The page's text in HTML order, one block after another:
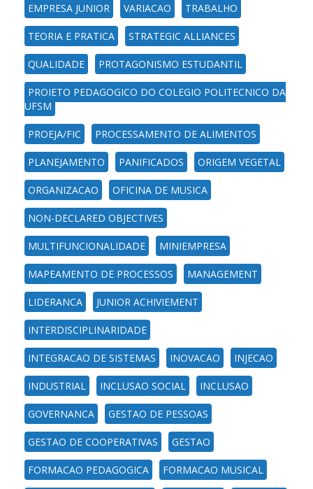
EMPRESA JUNIOR VARIACAO TRABALHO
TEORIA E PRATICA STRATEGIC ALLIANCES
QUALIDADE PROTAGONISMO ESTUDANTIL
PROJETO PEDAGOGICO DO COLEGIO POLITECNICO DA
UFSM
PROEJA/FIC PROCESSAMENTO DE ALIMENTOS
PLANEJAMENTO PANIFICADOS ORIGEM VEGETAL
ORGANIZACAO OFICINA DE MUSICA
NON-DECLARED OBJECTIVES
MULTIFUNCIONALIDADE MINIEMPRESA
MAPEAMENTO DE PROCESSOS MANAGEMENT
LIDERANCA JUNIOR ACHIVIEMENT
INTERDISCIPLINARIDADE
INTEGRACAO DE SISTEMAS INOVACAO INJECAO
INDUSTRIAL INCLUSAO SOCIAL INCLUSAO
GOVERNANCA GESTAO DE PESSOAS
GESTAO DE COOPERATIVAS GESTAO
FORMACAO PEDAGOGICA FORMACAO MUSICAL